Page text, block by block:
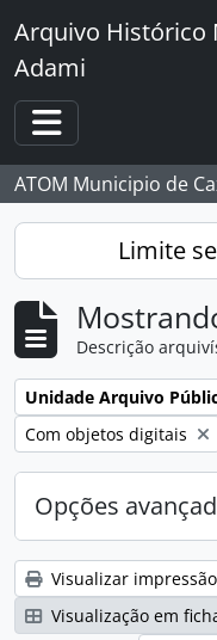
Skip to main content
Arquivo Histórico
Adami
Toggle
ATOM Municipio de
Limite
Descrição
Remover filtro:
Remover filtro:
Com objetos digitais
Opções
Visualizar impressão
Visualização em